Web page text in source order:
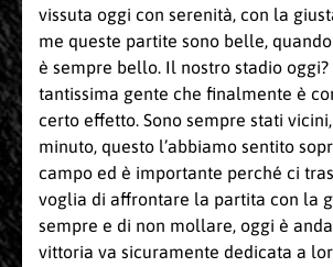
vissuta oggi con serenità, con la
me queste partite sono belle, quando
è sempre bello. Il nostro stadio oggi?
tantissima gente che finalmente è
certo effetto. Sono sempre stati
minuto, questo l’abbiamo sentito
campo ed è importante perché ci
voglia di affrontare la partita con la
sempre e di non mollare, oggi è
vittoria va sicuramente dedicata a